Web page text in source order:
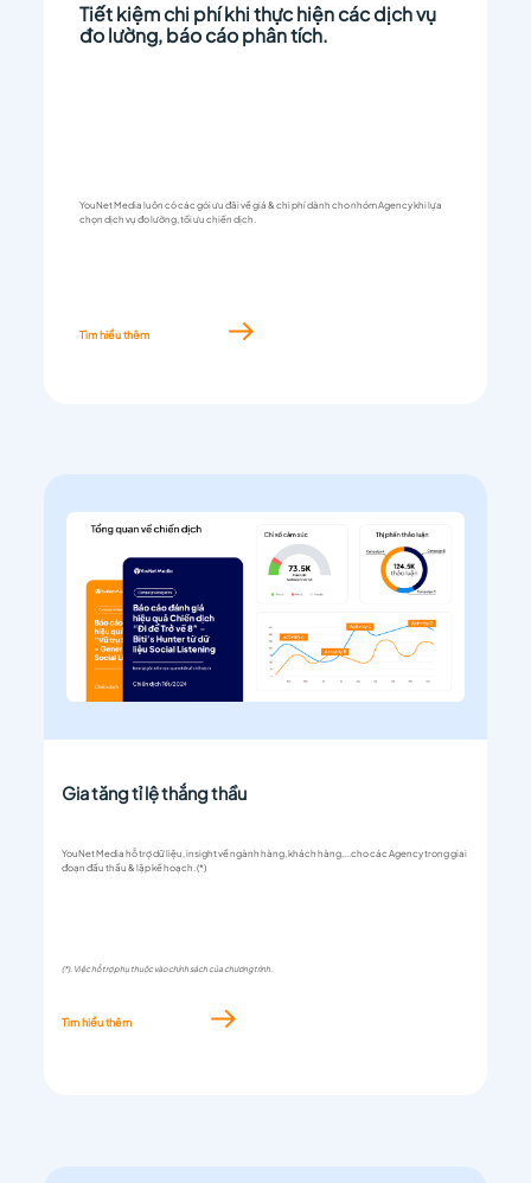
Tìm hiểu thêm
Tiết kiệm chi phí khi thực hiện các dịch vụ
đo lường, báo cáo phân tích.
YouNet Media luôn có các gói ưu đãi về giá & chi phí dành cho nhóm Agency khi lựa
chọn dịch vụ đo lường, tối ưu chiến dịch.
(*). Việc hỗ trợ phụ thuộc vào chính sách của chương trình.
Gia tăng tỉ lệ thắng thầu
YouNet Media hỗ trợ dữ liệu, insight về ngành hàng, khách hàng,...cho các Agency trong giai
đoạn đấu thầu & lập kế hoạch. (*)
Tìm hiểu thêm